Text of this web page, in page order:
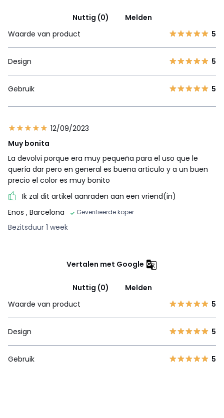
Nuttig (0)
Melden
Waarde van product
5
Design 5
Gebruik 5
12/09/2023
Muy bonita
La devolvi porque era muy pequeña para el uso que le
quería dar pero en general es buena articulo y a un buen
precio el color es muy bonito
Ik zal dit artikel aanraden aan een vriend(in)
Enos , Barcelona Geverifieerde koper
Bezitsduur 1 week
Vertalen met Google
Nuttig (0)
Melden
Waarde van product
5
Design 5
Gebruik 5